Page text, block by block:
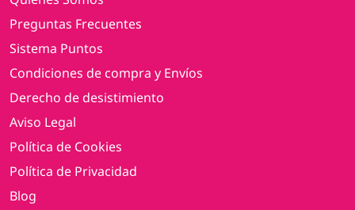
Preguntas Frecuentes
Sistema Puntos
Condiciones de compra y Envíos
Derecho de desistimiento
Aviso Legal
Política de Cookies
Política de Privacidad
Blog